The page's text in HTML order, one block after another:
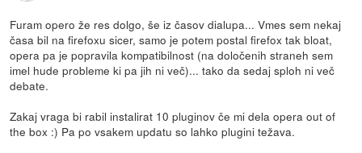
Furam opero že res dolgo, še iz časov dialupa... Vmes sem nekaj
časa bil na firefoxu sicer, samo je potem postal firefox tak bloat,
opera pa je popravila kompatibilnost (na določenih straneh sem
imel hude probleme ki pa jih ni več)... tako da sedaj sploh ni več
debate.
Zakaj vraga bi rabil instalirat 10 pluginov če mi dela opera out of
the box :) Pa po vsakem updatu so lahko plugini težava.